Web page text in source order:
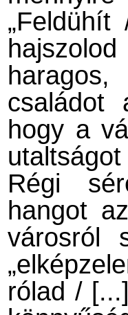
családot
hogy a
Régi
hangot
városról
rólad /